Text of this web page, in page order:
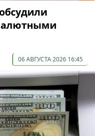
06 АВГУСТА 2026 16:45